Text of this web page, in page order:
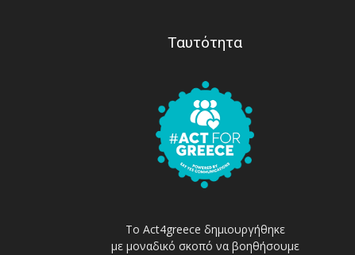
Ταυτότητα
Το Act4greece δημιουργήθηκε
με μοναδικό σκοπό να βοηθήσουμε